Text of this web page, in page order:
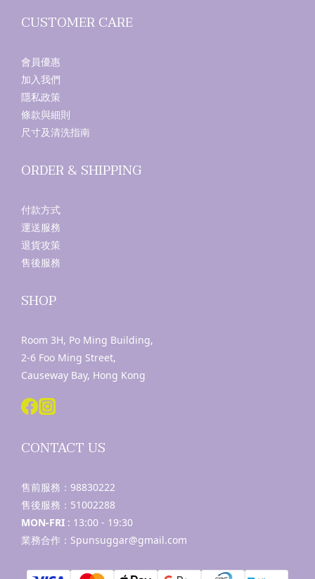
CUSTOMER CARE
會員優惠
加入我們
隱私政策
條款與細則
尺寸及清洗指南
ORDER & SHIPPING
付款方式
運送服務
退貨攻策
售後服務
SHOP
Room 3H, Po Ming Building,
2-6 Foo Ming Street,
Causeway Bay, Hong Kong
CONTACT US
售前服務： 98830222
售後服務： 51002288
MON-FRI : 13:00 - 19:30
業務合作：Spunsuggar@gmail.com